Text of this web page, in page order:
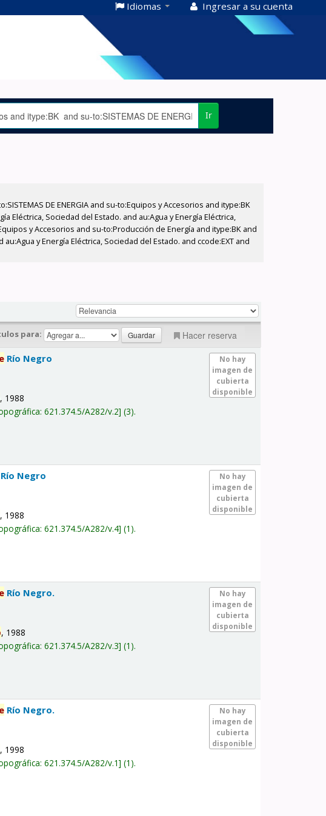
Idiomas Ingresar a su cuenta
Ir
DE ENERGIA and su-to:Equipos y Accesorios and itype:BK
Eléctrica, Sociedad del Estado. and au:Agua y Energía Eléctrica,
y Accesorios and su-to:Producción de Energía and itype:BK and
y Energía Eléctrica, Sociedad del Estado. and ccode:EXT and
para: Hacer reserva
No hay
imagen de
cubierta
disponible
Río Negro
, 1988
621.374.5/A282/v.2 (3).
No hay
imagen de
cubierta
disponible
Río Negro
, 1988
621.374.5/A282/v.4 (1).
No hay
imagen de
cubierta
disponible
Río Negro.
, 1988
621.374.5/A282/v.3 (1).
No hay
imagen de
cubierta
disponible
Río Negro.
, 1998
621.374.5/A282/v.1 (1).